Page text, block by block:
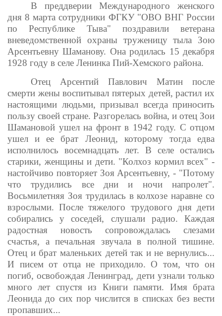
В преддверии Международного женского
дня 8 марта сотрудники ФГКУ "ОВО ВНГ России
по Республике Тыва" поздравили ветерана
вневедомственной охраны труженицу тыла Зою
Арсентьевну Шаманову. Она родилась 15 декабря
1928 году в селе Ленинка Пий-Хемского района.
Отец Арсентий Павлович Матин после
смерти жены воспитывал пятерых детей, растил их
настоящими людьми, призывал всегда приносить
пользу своей стране. Разгорелась война, и отец Зои
Шамановой ушел на фронт в 1942 году. С отцом
ушел и ее брат Леонид, которому тогда едва
исполнилось восемнадцать лет. В селе остались
старики, женщины и дети. "Колхоз кормил всех" -
настойчиво повторяет Зоя Арсентьевну, - "Потому
что трудились все дни и ночи напролет".
Восьмилетняя Зоя трудилась в колхозе наравне со
взрослыми. После тяжелого трудового дня дети
собирались у соседей, слушали радио. Каждая
радостная новость сопровождалась слезами
счастья, а печальная звучала в полной тишине.
Отец и брат маленьких детей так и не вернулись...
И писем от отца не приходило. О том, что он
погиб, освобождая Ленинград, дети узнали только
много лет спустя из Книги памяти. Имя брата
Леонида до сих пор числится в списках без вести
пропавших...